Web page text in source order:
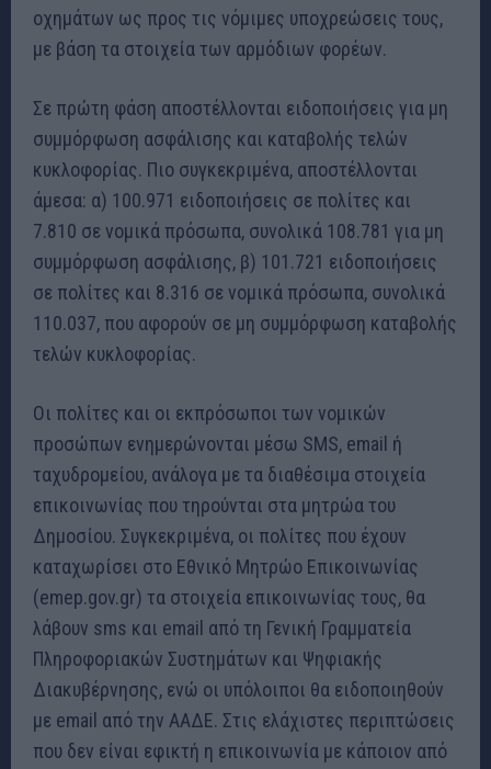
οχημάτων ως προς τις νόμιμες υποχρεώσεις τους,
με βάση τα στοιχεία των αρμόδιων φορέων.
Σε πρώτη φάση αποστέλλονται ειδοποιήσεις για μη
συμμόρφωση ασφάλισης και καταβολής τελών
κυκλοφορίας. Πιο συγκεκριμένα, αποστέλλονται
άμεσα: α) 100.971 ειδοποιήσεις σε πολίτες και
7.810 σε νομικά πρόσωπα, συνολικά 108.781 για μη
συμμόρφωση ασφάλισης, β) 101.721 ειδοποιήσεις
σε πολίτες και 8.316 σε νομικά πρόσωπα, συνολικά
110.037, που αφορούν σε μη συμμόρφωση καταβολής
τελών κυκλοφορίας.
Οι πολίτες και οι εκπρόσωποι των νομικών
προσώπων ενημερώνονται μέσω SMS, email ή
ταχυδρομείου, ανάλογα με τα διαθέσιμα στοιχεία
επικοινωνίας που τηρούνται στα μητρώα του
Δημοσίου. Συγκεκριμένα, οι πολίτες που έχουν
καταχωρίσει στο Εθνικό Μητρώο Επικοινωνίας
(emep.gov.gr) τα στοιχεία επικοινωνίας τους, θα
λάβουν sms και email από τη Γενική Γραμματεία
Πληροφοριακών Συστημάτων και Ψηφιακής
Διακυβέρνησης, ενώ οι υπόλοιποι θα ειδοποιηθούν
με email από την ΑΑΔΕ. Στις ελάχιστες περιπτώσεις
που δεν είναι εφικτή η επικοινωνία με κάποιον από